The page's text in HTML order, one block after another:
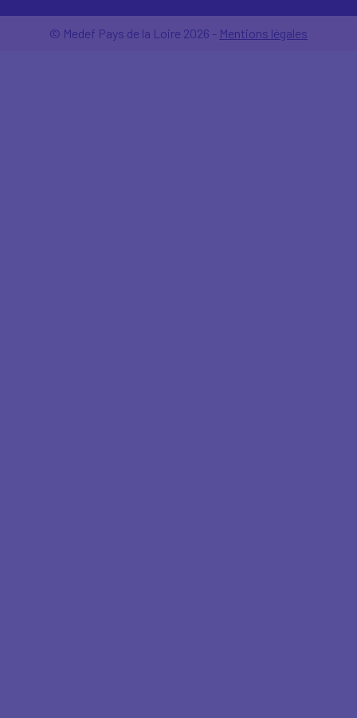
© Medef Pays de la Loire 2026 - Mentions légales